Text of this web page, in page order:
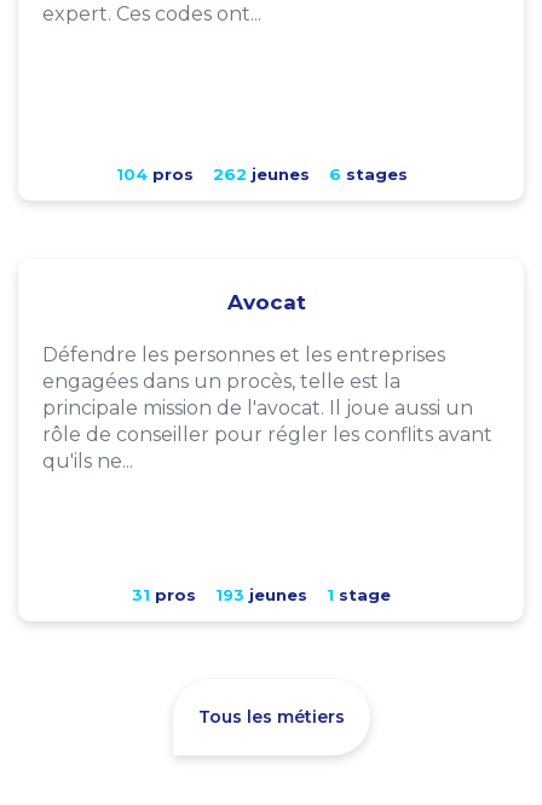
expert. Ces codes ont...
104pros 262 jeunes 6 stages
Avocat
Défendre les personnes et les entreprises
engagées dans un procès, telle est la
principale mission de l'avocat. Il joue aussi un
rôle de conseiller pour régler les conflits avant
qu'ils ne...
31 pros 193 jeunes 1 stage
Tous les métiers